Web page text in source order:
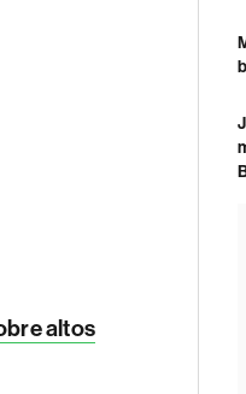
altos